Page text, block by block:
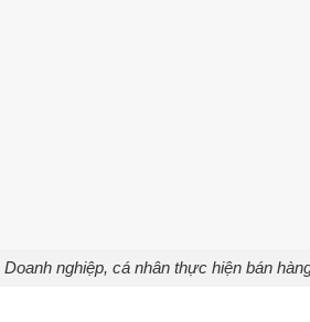
Doanh nghiệp, cá nhân thực hiện bán